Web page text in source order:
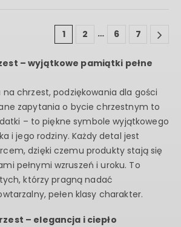
1 2 … 6 7
– wyjątkowe pamiątki pełne
na chrzest, podziękowania dla gości
zapytania o bycie chrzestnym to
– to piękne symbole wyjątkowego
i jego rodziny. Każdy detal jest
dzięki czemu produkty stają się
pełnymi wzruszeń i uroku. To
którzy pragną nadać
pełen klasy charakter.
– elegancja i ciepło